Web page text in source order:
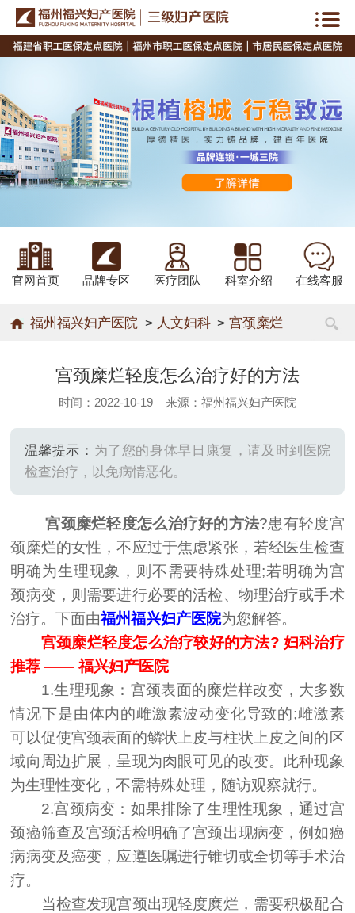
官网首页 品牌专区 医疗团队 科室介绍 在线客服
福州福兴妇产医院 > 人文妇科 >宫颈糜烂
宫颈糜烂轻度怎么治疗好的方法
时间：2022-10-19 来源：福州福兴妇产医院
温馨提示： 为了您的身体早日康复，请及时到医院
检查治疗，以免病情恶化。
宫颈糜烂轻度怎么治疗好的方法?患有轻度宫
颈糜烂的女性，不应过于焦虑紧张，若经医生检查
明确为生理现象，则不需要特殊处理;若明确为宫
颈病变，则需要进行必要的活检、物理治疗或手术
治疗。下面由福州福兴妇产医院为您解答。
宫颈糜烂轻度怎么治疗较好的方法? 妇科治疗
推荐 —— 福兴妇产医院
1.生理现象：宫颈表面的糜烂样改变，大多数
情况下是由体内的雌激素波动变化导致的;雌激素
可以促使宫颈表面的鳞状上皮与柱状上皮之间的区
域向周边扩展，呈现为肉眼可见的改变。此种现象
为生理性变化，不需特殊处理，随访观察就行。
2.宫颈病变：如果排除了生理性现象，通过宫
颈癌筛查及宫颈活检明确了宫颈出现病变，例如癌
病病变及癌变，应遵医嘱进行锥切或全切等手术治
疗。
当检查发现宫颈出现轻度糜烂，需要积极配合